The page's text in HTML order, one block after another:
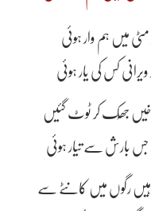
میں ہم وار ہوئی
کس کی یار ہوئی
جھُک کر ٹوٹ گئیں
بارش سے تیار ہوئی
ہیں رگوں میں کانٹے سے